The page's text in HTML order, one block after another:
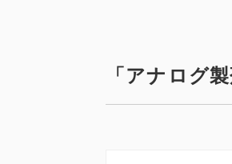
「アナログ製